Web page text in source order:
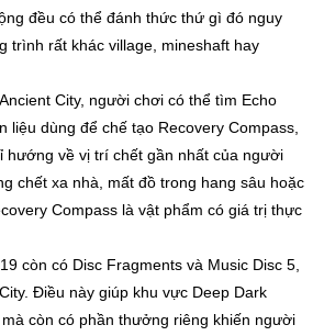
đều có thể đánh thức thứ gì đó nguy
trình rất khác village, mineshaft hay
City, người chơi có thể tìm Echo
liệu dùng để chế tạo Recovery Compass,
hướng về vị trí chết gần nhất của người
chết xa nhà, mất đồ trong hang sâu hoặc
Compass là vật phẩm có giá trị thực
còn có Disc Fragments và Music Disc 5,
Điều này giúp khu vực Deep Dark
còn có phần thưởng riêng khiến người